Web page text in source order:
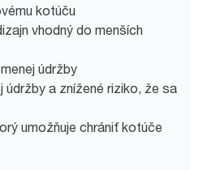
kotúču
vhodný do menších
údržby
údržby a znížené riziko, že sa
umožňuje chrániť kotúče